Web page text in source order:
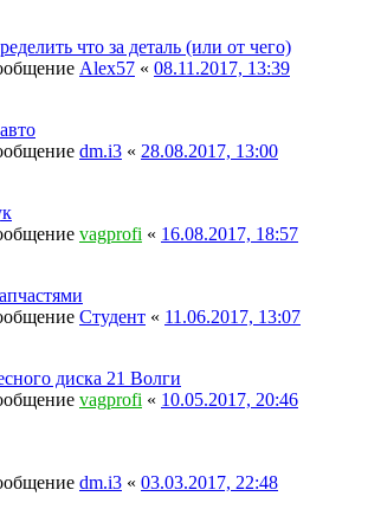
что за деталь (или от чего)
Alex57 « 08.11.2017, 13:39
dm.i3 « 28.08.2017, 13:00
vagprofi « 16.08.2017, 18:57
Студент « 11.06.2017, 13:07
диска 21 Волги
vagprofi « 10.05.2017, 20:46
dm.i3 « 03.03.2017, 22:48